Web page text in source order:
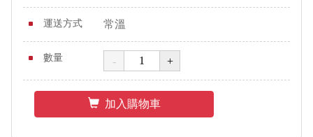
運送方式 常溫
數量
加入購物車